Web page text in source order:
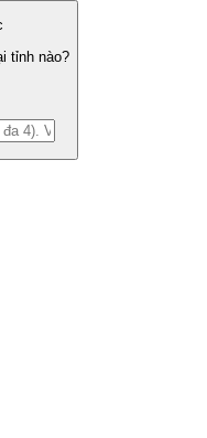
tỉnh nào?